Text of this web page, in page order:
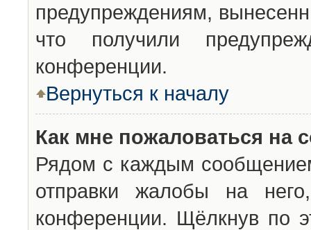
предупреждениям,
что получили
конференции.
Вернуться к началу
Как мне пожаловаться на
Рядом с каждым
отправки жалобы на
конференции. Щёлкнув по